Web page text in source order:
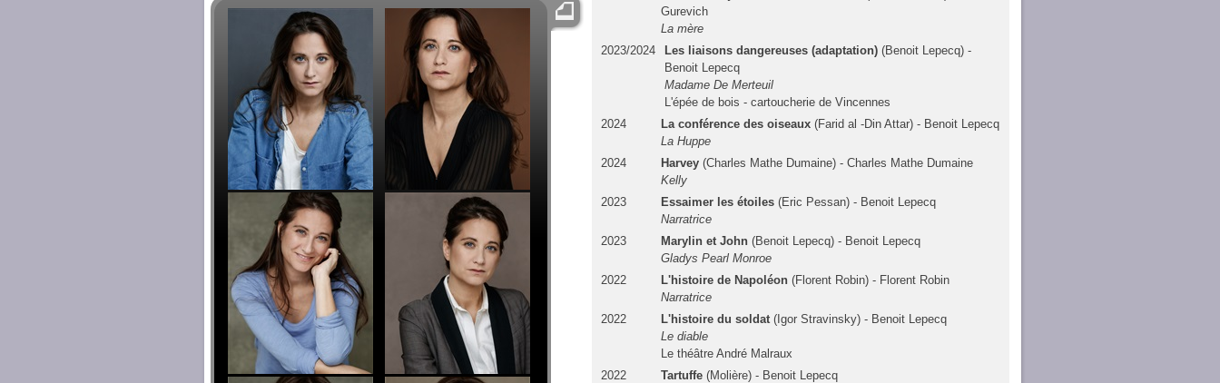
Gurevich
La mère
2023/2024
Les liaisons dangereuses (adaptation) (Benoit Lepecq) -
Benoit Lepecq
Madame De Merteuil
L'épée de bois - cartoucherie de Vincennes
2024
La conférence des oiseaux (Farid al -Din Attar) - Benoit Lepecq
La Huppe
2024
Harvey (Charles Mathe Dumaine) - Charles Mathe Dumaine
Kelly
2023
Essaimer les étoiles (Eric Pessan) - Benoit Lepecq
Narratrice
2023
Marylin et John (Benoit Lepecq) - Benoit Lepecq
Gladys Pearl Monroe
2022
L'histoire de Napoléon (Florent Robin) - Florent Robin
Narratrice
2022
L'histoire du soldat(Igor Stravinsky) - Benoit Lepecq
Le diable
Le théâtre André Malraux
2022
Tartuffe (Molière) - Benoit Lepecq